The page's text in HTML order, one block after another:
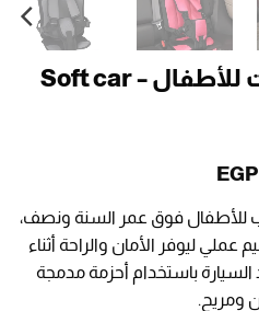
كرسي سيارة سوفت للأطفال – Soft car
EGP
هو:
EGP 630,00.
فوق عمر السنة ونصف،
ليوفر الأمان والراحة أثناء
باستخدام أحزمة مدمجة
ومريح.